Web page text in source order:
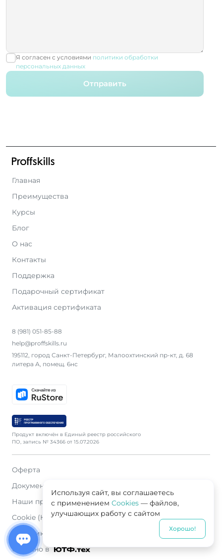
Я согласен с условиями политики обработки
персональных данных
Отправить
Главная
Преимущества
Курсы
Блог
О нас
Контакты
Поддержка
Подарочный сертификат
Активация сертификата
8 (981) 051-85-88
help@proffskills.ru
195112, город Санкт-Петербург, Малоохтинский пр-кт, д. 68
литера А, помещ. 6нс
Продукт включён в Единый реестр российского
ПО, запись № 34366 от 15.07.2026
Оферта
Документация
Наши продавцы
Cookie (Куки)
Политика конфиденциальности
Сделано в
Используя сайт, вы соглашаетесь
с применением Cookies — файлов,
улучшающих работу с сайтом
Хорошо!